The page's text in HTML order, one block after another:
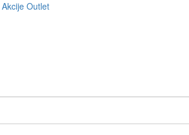
Akcije Outlet